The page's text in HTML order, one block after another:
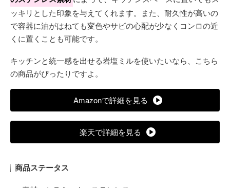
ッキリとした印象を与えてくれます。また、耐久性が高いの
で容器に油がはねても変色やサビの心配が少なくコンロの近
くに置くことも可能です。
キッチンと統一感を出せる岩塩ミルを使いたいなら、こちら
の商品がぴったりですよ。
Amazonで詳細を見る
楽天で詳細を見る
商品ステータス